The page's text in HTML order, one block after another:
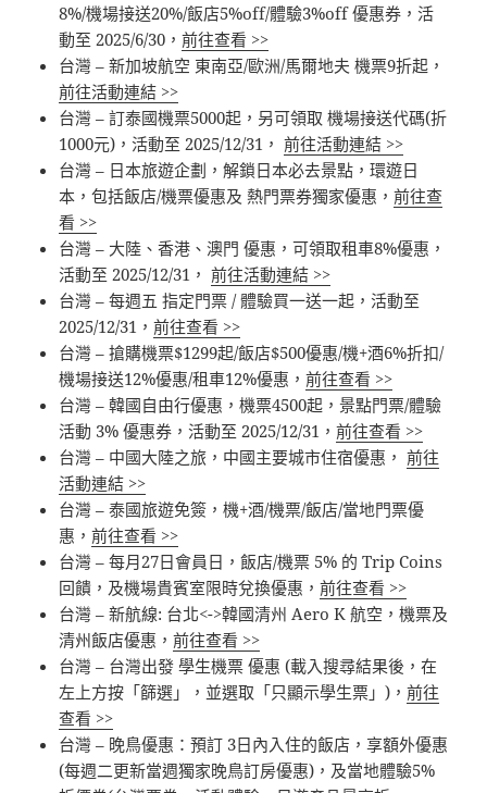
8%/機場接送20%/飯店5%off/體驗3%off 優惠券，活
動至 2025/6/30，前往查看 >>
台灣 – 新加坡航空 東南亞/歐洲/馬爾地夫 機票9折起，
前往活動連結 >>
台灣 – 訂泰國機票5000起，另可領取 機場接送代碼(折
1000元)，活動至 2025/12/31，前往活動連結 >>
台灣 – 日本旅遊企劃，解鎖日本必去景點，環遊日
本，包括飯店/機票優惠及 熱門票券獨家優惠，前往查
看 >>
台灣 – 大陸、香港、澳門 優惠，可領取租車8%優惠，
活動至 2025/12/31，前往活動連結 >>
台灣 – 每週五 指定門票 / 體驗買一送一起，活動至
2025/12/31，前往查看 >>
台灣 – 搶購機票$1299起/飯店$500優惠/機+酒6%折扣/
機場接送12%優惠/租車12%優惠，前往查看 >>
台灣 – 韓國自由行優惠，機票4500起，景點門票/體驗
活動 3% 優惠券，活動至 2025/12/31，前往查看 >>
台灣 – 中國大陸之旅，中國主要城市住宿優惠，前往
活動連結 >>
台灣 – 泰國旅遊免簽，機+酒/機票/飯店/當地門票優
惠，前往查看 >>
台灣 – 每月27日會員日，飯店/機票 5% 的 Trip Coins
回饋，及機場貴賓室限時兌換優惠，前往查看 >>
台灣 – 新航線: 台北<->韓國清州 Aero K 航空，機票及
清州飯店優惠，前往查看 >>
台灣 – 台灣出發 學生機票 優惠 (載入搜尋結果後，在
左上方按「篩選」，並選取「只顯示學生票」)，前往
查看 >>
台灣 – 晚鳥優惠：預訂 3日內入住的飯店，享額外優惠
(每週二更新當週獨家晚鳥訂房優惠)，及當地體驗5%